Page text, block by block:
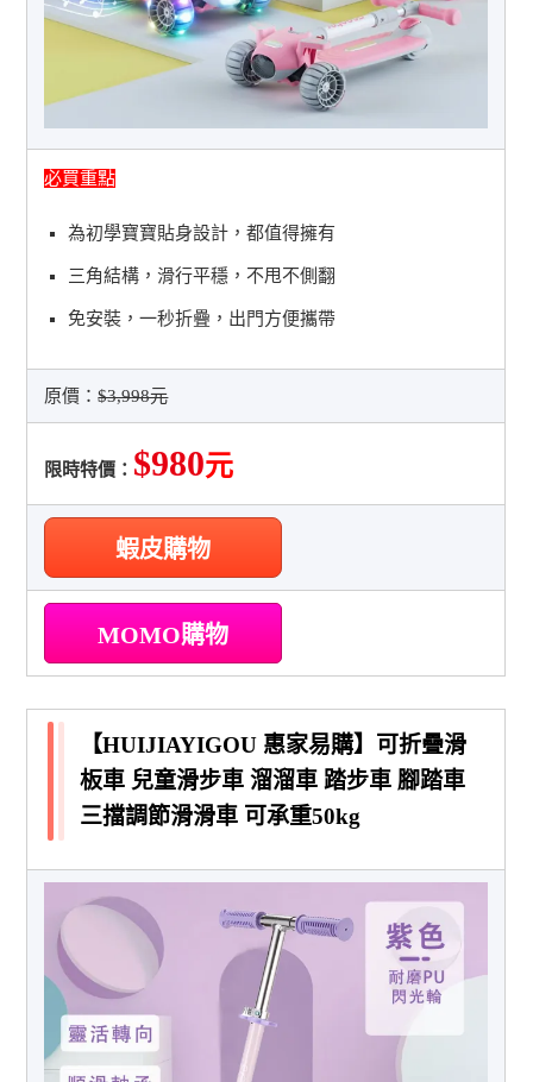
必買重點
為初學寶寶貼身設計，都值得擁有
三角結構，滑行平穩，不甩不側翻
免安裝，一秒折疊，出門方便攜帶
原價：$3,998元
限時特價： $980元
蝦皮購物
MOMO購物
【HUIJIAYIGOU 惠家易購】可折疊滑
板車 兒童滑步車 溜溜車 踏步車 腳踏車
三擋調節滑滑車 可承重50kg